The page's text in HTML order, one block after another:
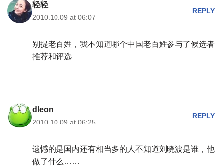
轻轻
2010.10.09 at 06:07
REPLY
别提老百姓，我不知道哪个中国老百姓参与了候选者
推荐和评选
dleon
2010.10.09 at 06:25
REPLY
遗憾的是国内还有相当多的人不知道刘晓波是谁，他
做了什么……